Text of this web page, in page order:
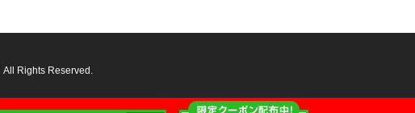
限定クーポン配布中！
All Rights Reserved.